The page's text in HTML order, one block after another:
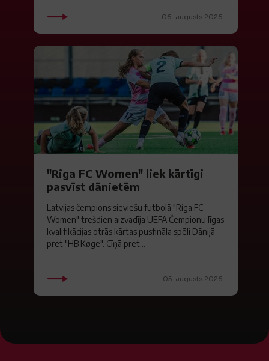
06. augusts 2026.
"Riga FC Women" liek kārtīgi
pasvīst dānietēm
Latvijas čempions sieviešu futbolā "Riga FC
Women" trešdien aizvadīja UEFA Čempionu līgas
kvalifikācijas otrās kārtas pusfināla spēli Dānijā
pret "HB Køge". Cīņā pret...
05. augusts 2026.